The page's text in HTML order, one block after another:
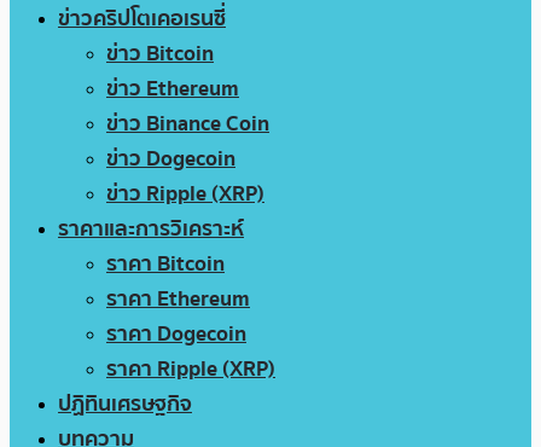
ข่าวคริปโตเคอเรนซี่
ข่าว Bitcoin
ข่าว Ethereum
ข่าว Binance Coin
ข่าว Dogecoin
ข่าว Ripple (XRP)
ราคาและการวิเคราะห์
ราคา Bitcoin
ราคา Ethereum
ราคา Dogecoin
ราคา Ripple (XRP)
ปฏิทินเศรษฐกิจ
บทความ